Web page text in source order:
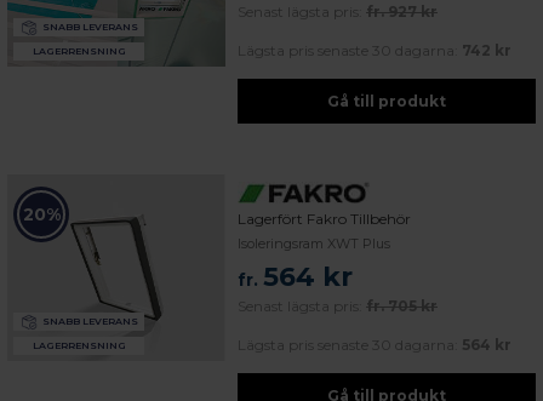
SNABB LEVERANS
LAGERRENSNING
Senast lägsta pris: fr.927 kr
Lägsta pris senaste 30 dagarna: 742 kr
Gå till produkt
20%
SNABB LEVERANS
LAGERRENSNING
Lagerfört Fakro Tillbehör
Isoleringsram XWT Plus
fr. 564 kr
Senast lägsta pris: fr.705 kr
Lägsta pris senaste 30 dagarna: 564 kr
Gå till produkt